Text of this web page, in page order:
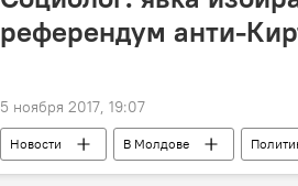
референдум анти-
5 ноября 2017, 19:07
Новости В Молдове
явка
провал Дорин